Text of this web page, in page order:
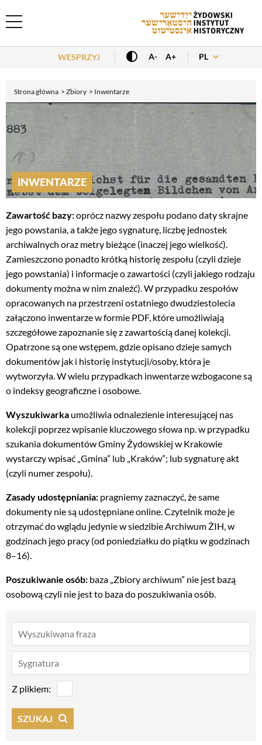
Header Menu
WESPRZYJ A- A+ PL
Strona główna Zbiory Inwentarze
INWENTARZE
Zawartość bazy:oprócz nazwy zespołu podano daty skrajne
jego powstania, a także jego sygnaturę, liczbę jednostek
archiwalnych oraz metry bieżące (inaczej jego wielkość).
Zamieszczono ponadto krótką historię zespołu (czyli dzieje
jego powstania) i informacje o zawartości (czyli jakiego rodzaju
dokumenty można w nim znaleźć). W przypadku zespołów
opracowanych na przestrzeni ostatniego dwudziestolecia
załączono inwentarze w formie PDF, które umożliwiają
szczegółowe zapoznanie się z zawartością danej kolekcji.
Opatrzone są one wstępem, gdzie opisano dzieje samych
dokumentów jak i historię instytucji/osoby, która je
wytworzyła. W wielu przypadkach inwentarze wzbogacone są
o indeksy geograficzne i osobowe.
Wyszukiwarka umożliwia odnalezienie interesującej nas
kolekcji poprzez wpisanie kluczowego słowa np. w przypadku
szukania dokumentów Gminy Żydowskiej w Krakowie
wystarczy wpisać „Gmina” lub „Kraków”; lub sygnaturę akt
(czyli numer zespołu).
Zasady udostępniania: pragniemy zaznaczyć, że same
dokumenty nie są udostępniane online. Czytelnik może je
otrzymać do wglądu jedynie w siedzibie Archiwum ŻIH, w
godzinach jego pracy (od poniedziałku do piątku w godzinach
8–16).
Poszukiwanie osób: baza „Zbiory archiwum” nie jest bazą
osobową czyli nie jest to baza do poszukiwania osób.
Z plikiem:
SZUKAJ